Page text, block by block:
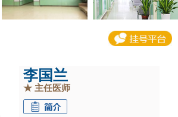
李国兰
★ 主任医师